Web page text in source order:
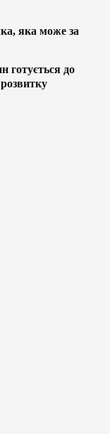
яка може за
готується до